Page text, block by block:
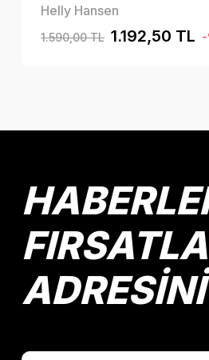
Helly Hansen
1.590,00 TL 1.192,50 TL -